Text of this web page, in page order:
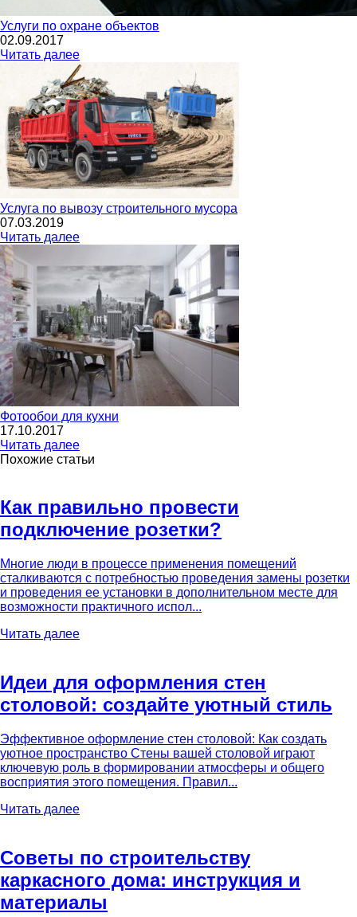
Услуги по охране объектов
02.09.2017
Читать далее
Услуга по вывозу строительного мусора
07.03.2019
Читать далее
Фотообои для кухни
17.10.2017
Читать далее
Похожие статьи
Как правильно провести
подключение розетки?
Многие люди в процессе применения помещений
сталкиваются с потребностью проведения замены розетки
и проведения ее установки в дополнительном месте для
возможности практичного испол...
Читать далее
Идеи для оформления стен
столовой: создайте уютный стиль
Эффективное оформление стен столовой: Как создать
уютное пространство Стены вашей столовой играют
ключевую роль в формировании атмосферы и общего
восприятия этого помещения. Правил...
Читать далее
Советы по строительству
каркасного дома: инструкция и
материалы